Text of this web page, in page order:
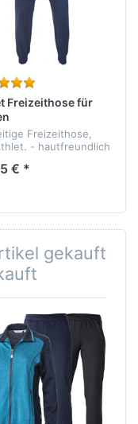
Freizeithose für
Freizeithose,
- hautfreundlich
- Qualität:
€ *
gekauft